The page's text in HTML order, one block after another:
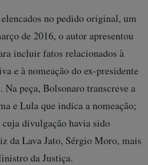
no pedido original, um
de 2016, o autor apresentou
incluir fatos relacionados à
e à nomeação do ex-presidente
peça, Bolsonaro transcreve a
e Lula que indica a nomeação;
cuja divulgação havia sido
da Lava Jato, Sérgio Moro, mais
da Justiça.